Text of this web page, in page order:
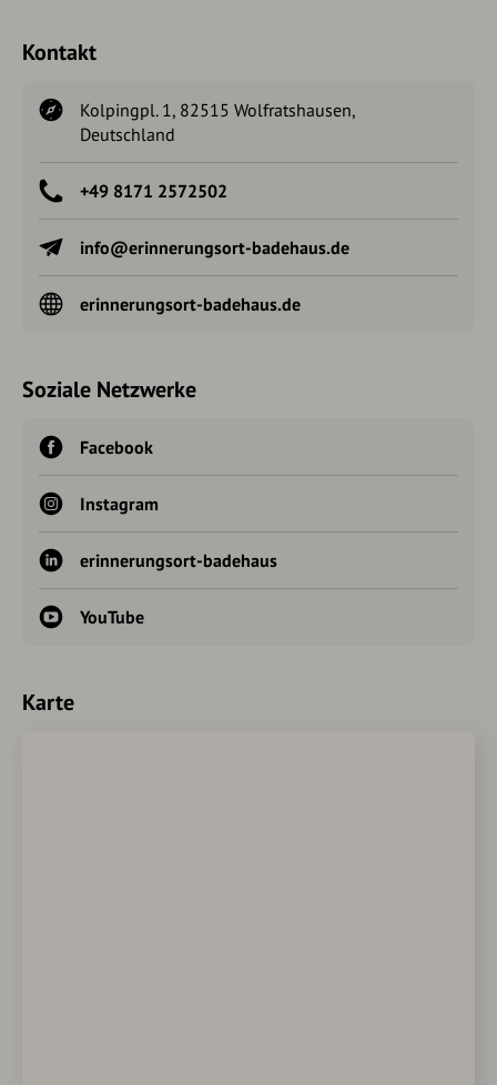
Kontakt
Kolpingpl. 1, 82515 Wolfratshausen,
Deutschland
+49 8171 2572502
info@erinnerungsort-badehaus.de
erinnerungsort-badehaus.de
Soziale Netzwerke
Facebook
Instagram
erinnerungsort-badehaus
YouTube
Karte